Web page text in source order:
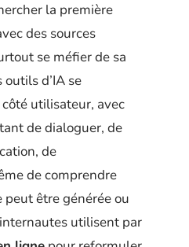
la première
des sources
se méfier de sa
d’IA se
utilisateur, avec
de dialoguer, de
de
de comprendre
être générée ou
utilisent par